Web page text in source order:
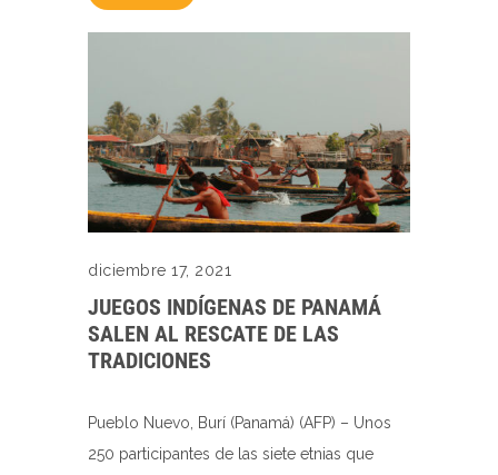
diciembre 17, 2021
JUEGOS INDÍGENAS DE PANAMÁ
SALEN AL RESCATE DE LAS
TRADICIONES
Pueblo Nuevo, Burí (Panamá) (AFP) – Unos
250 participantes de las siete etnias que